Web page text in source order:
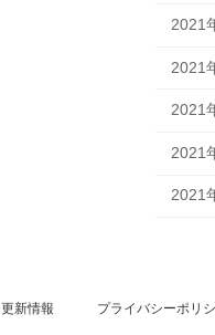
2021
2021
2021
2021
2021
更新情報 プライバシーポリ